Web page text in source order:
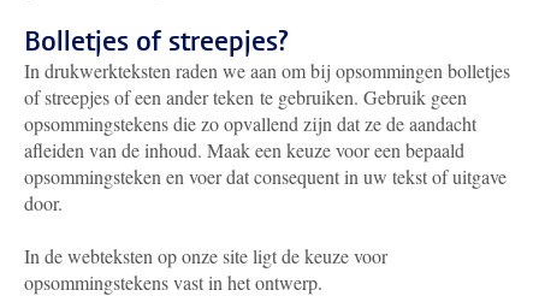
Bolletjes of streepjes?
In drukwerkteksten raden we aan om bij opsommingen bolletjes
of streepjes of een ander teken te gebruiken. Gebruik geen
opsommingstekens die zo opvallend zijn dat ze de aandacht
afleiden van de inhoud. Maak een keuze voor een bepaald
opsommingsteken en voer dat consequent in uw tekst of uitgave
door.
In de webteksten op onze site ligt de keuze voor
opsommingstekens vast in het ontwerp.